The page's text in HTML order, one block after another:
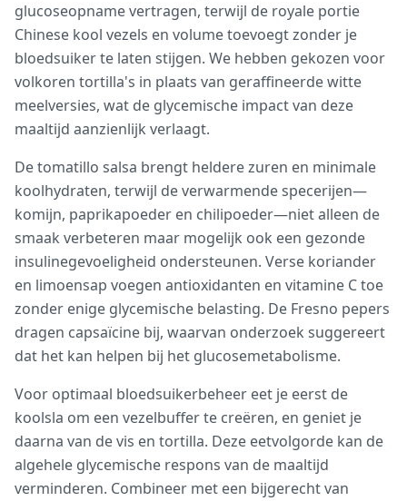
glucoseopname vertragen, terwijl de royale portie
Chinese kool vezels en volume toevoegt zonder je
bloedsuiker te laten stijgen. We hebben gekozen voor
volkoren tortilla's in plaats van geraffineerde witte
meelversies, wat de glycemische impact van deze
maaltijd aanzienlijk verlaagt.
De tomatillo salsa brengt heldere zuren en minimale
koolhydraten, terwijl de verwarmende specerijen—
komijn, paprikapoeder en chilipoeder—niet alleen de
smaak verbeteren maar mogelijk ook een gezonde
insulinegevoeligheid ondersteunen. Verse koriander
en limoensap voegen antioxidanten en vitamine C toe
zonder enige glycemische belasting. De Fresno pepers
dragen capsaïcine bij, waarvan onderzoek suggereert
dat het kan helpen bij het glucosemetabolisme.
Voor optimaal bloedsuikerbeheer eet je eerst de
koolsla om een vezelbuffer te creëren, en geniet je
daarna van de vis en tortilla. Deze eetvolgorde kan de
algehele glycemische respons van de maaltijd
verminderen. Combineer met een bijgerecht van